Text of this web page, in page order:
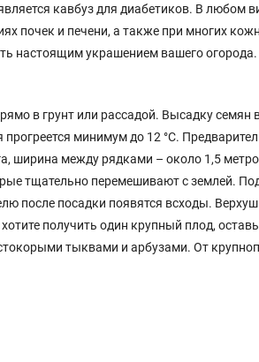
кавбуз для диабетиков. В любом
почек и печени, а также при многих
настоящим украшением вашего огорода.
в грунт или рассадой. Высадку семян
прогреется минимум до 12 °C.
ширина между рядками – около 1,5
тщательно перемешивают с землей.
после посадки появятся всходы.
получить один крупный плод,
тыквами и арбузами. От